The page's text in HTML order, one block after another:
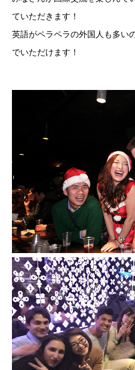
ていただきます！
英語がペラペラの外国人も多い
でいただけます！